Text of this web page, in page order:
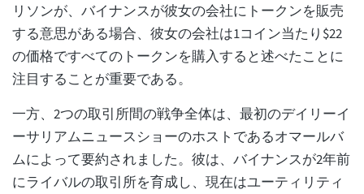
リソンが、バイナンスが彼女の会社にトークンを販売
する意思がある場合、彼女の会社は1コイン当たり$22
の価格ですべてのトークンを購入すると述べたことに
注目することが重要である。
一方、2つの取引所間の戦争全体は、最初のデイリーイ
ーサリアムニュースショーのホストであるオマールバ
ムによって要約されました。彼は、バイナンスが2年前
にライバルの取引所を育成し、現在はユーティリティ